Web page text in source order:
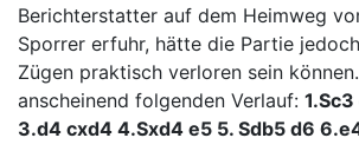
Berichterstatter auf dem Heimweg
Sporrer erfuhr, hätte die Partie
Zügen praktisch verloren sein
anscheinend folgenden Verlauf:
3.d4 cxd4 4.Sxd4 e5 5. Sdb5 d6